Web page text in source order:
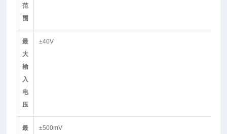
范
围
最
大
输
入
电
压
±40V
最
±500mV